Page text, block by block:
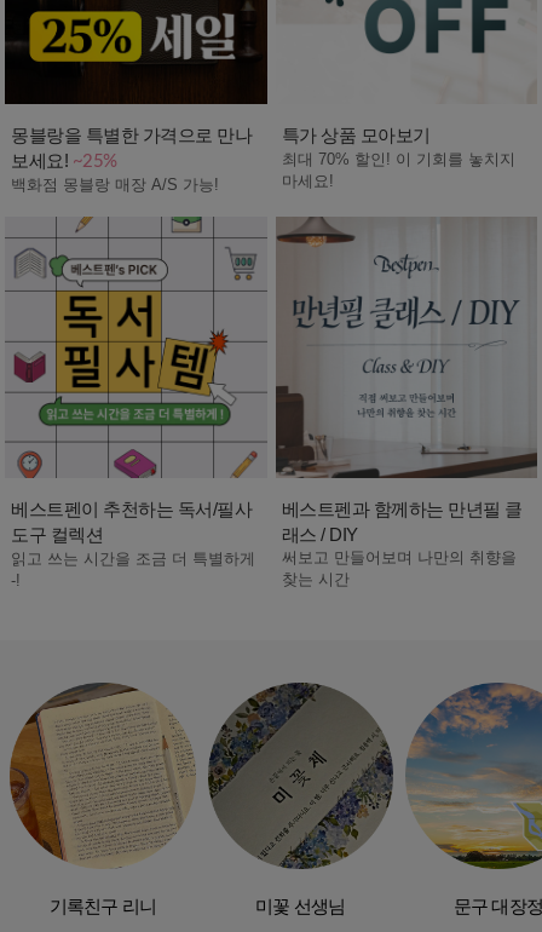
몽블랑을 특별한 가격으로 만나
보세요! ~25%
백화점 몽블랑 매장 A/S 가능!
특가 상품 모아보기
최대 70% 할인! 이 기회를 놓치지
마세요!
베스트펜이 추천하는 독서/필사
도구 컬렉션
읽고 쓰는 시간을 조금 더 특별하게
-!
베스트펜과 함께하는 만년필 클
래스 / DIY
써보고 만들어보며 나만의 취향을
찾는 시간
기록친구 리니 미꽃 선생님 문구 대장정